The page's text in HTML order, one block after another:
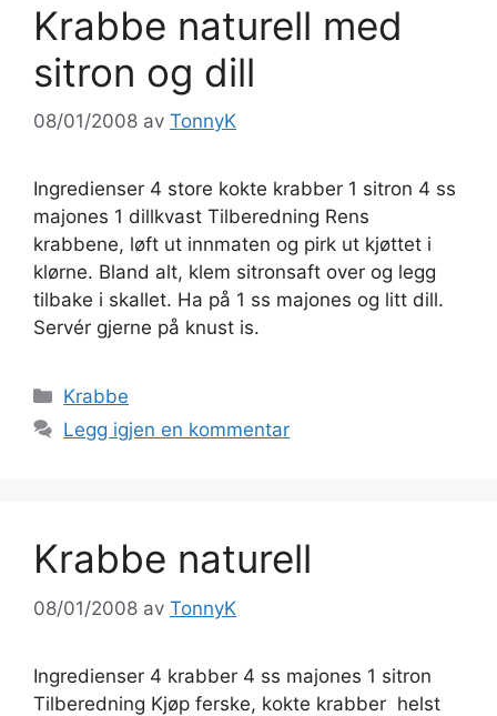
Krabbe naturell med
sitron og dill
08/01/2008 av TonnyK
Ingredienser 4 store kokte krabber 1 sitron 4 ss
majones 1 dillkvast Tilberedning Rens
krabbene, løft ut innmaten og pirk ut kjøttet i
klørne. Bland alt, klem sitronsaft over og legg
tilbake i skallet. Ha på 1 ss majones og litt dill.
Servér gjerne på knust is.
Kategorier
Krabbe
Legg igjen en kommentar
Krabbe naturell
08/01/2008 av TonnyK
Ingredienser 4 krabber 4 ss majones 1 sitron
Tilberedning Kjøp ferske, kokte krabber  helst